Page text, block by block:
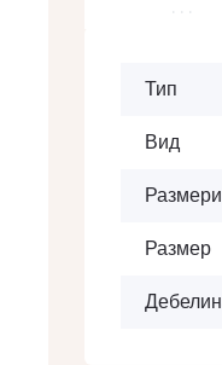
Тип
Вид
Размер